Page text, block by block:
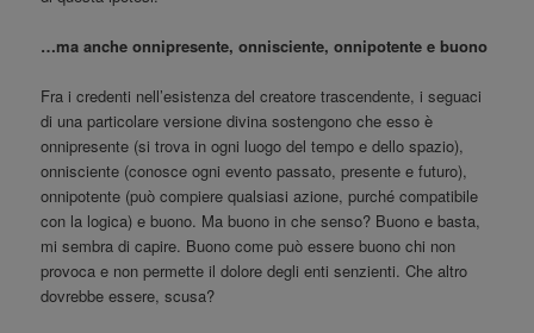
…ma anche onnipresente, onnisciente, onnipotente e buono
Fra i credenti nell’esistenza del creatore trascendente, i seguaci
di una particolare versione divina sostengono che esso è
onnipresente (si trova in ogni luogo del tempo e dello spazio),
onnisciente (conosce ogni evento passato, presente e futuro),
onnipotente (può compiere qualsiasi azione, purché compatibile
con la logica) e buono. Ma buono in che senso? Buono e basta,
mi sembra di capire. Buono come può essere buono chi non
provoca e non permette il dolore degli enti senzienti. Che altro
dovrebbe essere, scusa?